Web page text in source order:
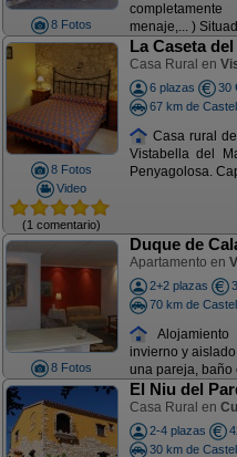
8 Fotos
menaje,... )
8 Fotos
Video
(1 comentario)
La Caseta
Casa Rural en
6 plazas
30
67 km de
Casa rural
Vistabella del
Penyagolosa.
8 Fotos
Duque de
Apartamento en
2+2 plazas
70 km de
invierno y
una pareja, baño
El Niu del
Casa Rural en
2-4 plazas
30 km de